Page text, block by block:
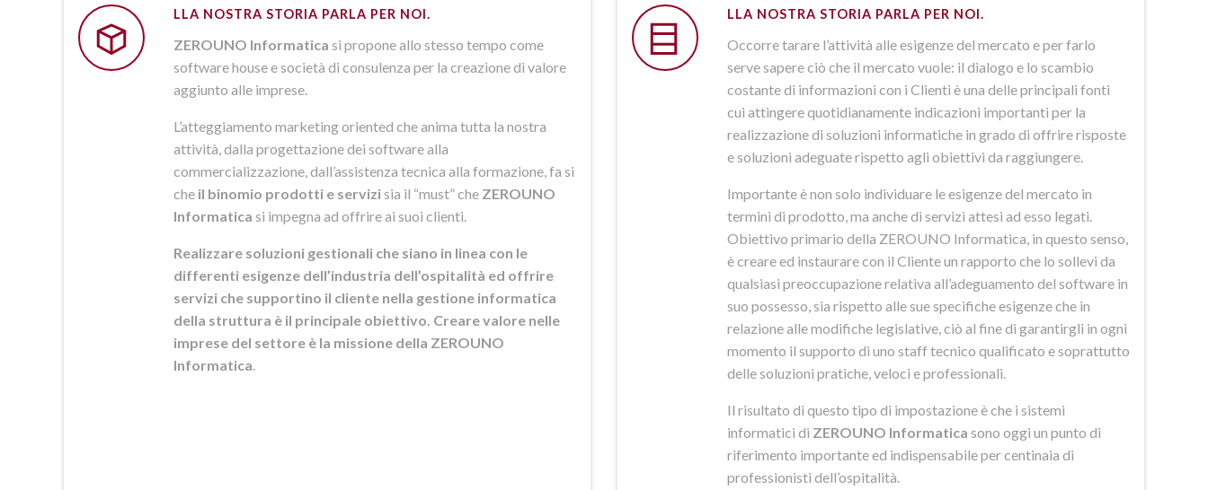
LLA NOSTRA STORIA PARLA PER NOI.
ZEROUNO Informatica si propone allo stesso tempo come
software house e società di consulenza per la creazione di valore
aggiunto alle imprese.
L’atteggiamento marketing oriented che anima tutta la nostra
attività, dalla progettazione dei software alla
commercializzazione, dall’assistenza tecnica alla formazione, fa si
che il binomio prodotti e servizisia il “must” che ZEROUNO
Informatica si impegna ad offrire ai suoi clienti.
Realizzare soluzioni gestionali che siano in linea con le
differenti esigenze dell’industria dell’ospitalità ed offrire
servizi che supportino il cliente nella gestione informatica
della struttura è il principale obiettivo. Creare valore nelle
imprese del settore è la missione della ZEROUNO
Informatica
LLA NOSTRA STORIA PARLA PER NOI.
Occorre tarare l’attività alle esigenze del mercato e per farlo
serve sapere ciò che il mercato vuole: il dialogo e lo scambio
costante di informazioni con i Clienti è una delle principali fonti
cui attingere quotidianamente indicazioni importanti per la
realizzazione di soluzioni informatiche in grado di offrire risposte
e soluzioni adeguate rispetto agli obiettivi da raggiungere.
Importante è non solo individuare le esigenze del mercato in
termini di prodotto, ma anche di servizi attesi ad esso legati.
Obiettivo primario della ZEROUNO Informatica, in questo senso,
è creare ed instaurare con il Cliente un rapporto che lo sollevi da
qualsiasi preoccupazione relativa all’adeguamento del software in
suo possesso, sia rispetto alle sue specifiche esigenze che in
relazione alle modifiche legislative, ciò al fine di garantirgli in ogni
momento il supporto di uno staff tecnico qualificato e soprattutto
delle soluzioni pratiche, veloci e professionali.
Il risultato di questo tipo di impostazione è che i sistemi
informatici di ZEROUNO Informatica sono oggi un punto di
riferimento importante ed indispensabile per centinaia di
professionisti dell’ospitalità.